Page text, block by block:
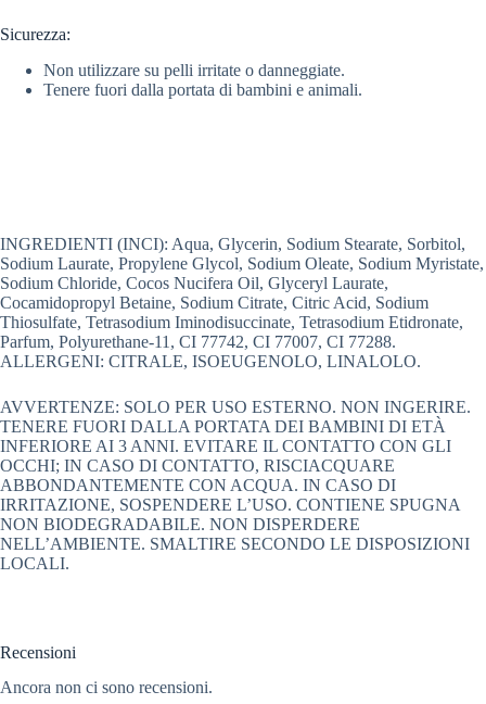
Sicurezza:
Non utilizzare su pelli irritate o danneggiate.
Tenere fuori dalla portata di bambini e animali.
INGREDIENTI (INCI): Aqua, Glycerin, Sodium Stearate, Sorbitol,
Sodium Laurate, Propylene Glycol, Sodium Oleate, Sodium Myristate,
Sodium Chloride, Cocos Nucifera Oil, Glyceryl Laurate,
Cocamidopropyl Betaine, Sodium Citrate, Citric Acid, Sodium
Thiosulfate, Tetrasodium Iminodisuccinate, Tetrasodium Etidronate,
Parfum, Polyurethane-11, CI 77742, CI 77007, CI 77288.
ALLERGENI: CITRALE, ISOEUGENOLO, LINALOLO.
AVVERTENZE: SOLO PER USO ESTERNO. NON INGERIRE.
TENERE FUORI DALLA PORTATA DEI BAMBINI DI ETÀ
INFERIORE AI 3 ANNI. EVITARE IL CONTATTO CON GLI
OCCHI; IN CASO DI CONTATTO, RISCIACQUARE
ABBONDANTEMENTE CON ACQUA. IN CASO DI
IRRITAZIONE, SOSPENDERE L’USO. CONTIENE SPUGNA
NON BIODEGRADABILE. NON DISPERDERE
NELL’AMBIENTE. SMALTIRE SECONDO LE DISPOSIZIONI
LOCALI.
Recensioni
Ancora non ci sono recensioni.